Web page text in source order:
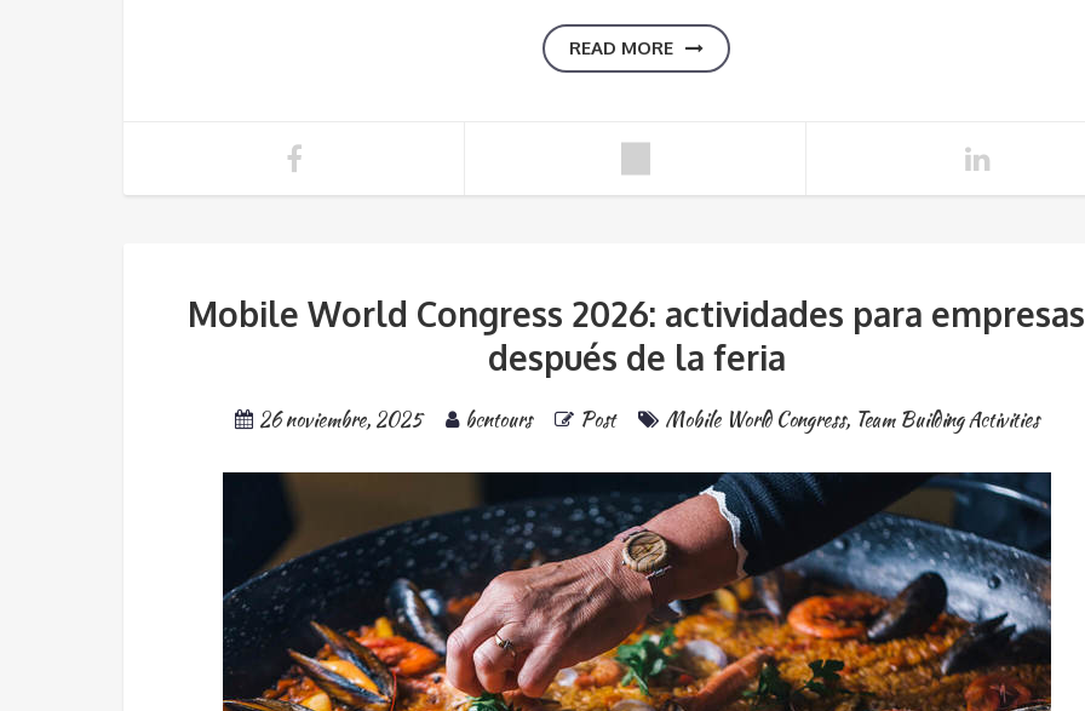
READ MORE
Mobile World Congress 2026: actividades para empresas
después de la feria
26 noviembre, 2025 bcntours Post Mobile World Congress, Team Building Activities